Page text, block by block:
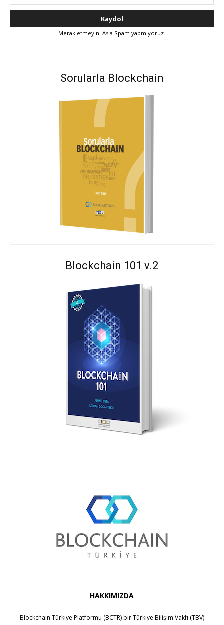
Merak etmeyin. Asla Spam yapmıyoruz.
Sorularla Blockchain
Blockchain 101 v.2
HAKKIMIZDA
Blockchain Türkiye Platformu (BCTR) birTürkiye Bilişim Vakfı (TBV)